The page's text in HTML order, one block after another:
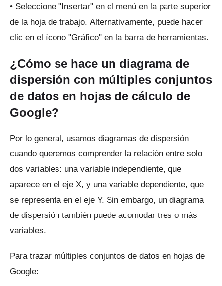
• Seleccione "Insertar" en el menú en la parte superior
de la hoja de trabajo. Alternativamente, puede hacer
clic en el ícono "Gráfico" en la barra de herramientas.
¿Cómo se hace un diagrama de
dispersión con múltiples conjuntos
de datos en hojas de cálculo de
Google?
Por lo general, usamos diagramas de dispersión
cuando queremos comprender la relación entre solo
dos variables: una variable independiente, que
aparece en el eje X, y una variable dependiente, que
se representa en el eje Y. Sin embargo, un diagrama
de dispersión también puede acomodar tres o más
variables.
Para trazar múltiples conjuntos de datos en hojas de
Google: